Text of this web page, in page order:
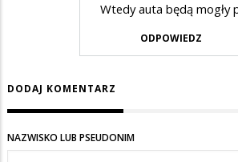
Wtedy auta będą mogły
ODPOWIEDZ
DODAJ KOMENTARZ
NAZWISKO LUB PSEUDONIM